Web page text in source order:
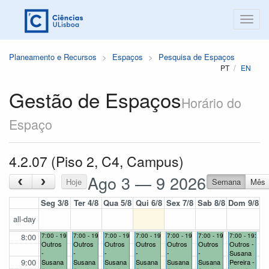
Planeamento e Recursos Espaços Pesquisa de Espaços
PT EN
Gestão de EspaçosHorário do
Espaço
4.2.07 (Piso 2, C4, Campus)
‹ › Hoje Ago 3 — 9 2026 Semana
Mês
Seg 3/8 Ter 4/8 Qua 5/8 Qui 6/8 Sex 7/8 Sab 8/8 Dom 9/8
all-day
7:00 - 19:00
Outros
-
Susana
7:00 - 19:00
Outros
-
Susana
7:00 - 19:00
Outros
-
Susana
7:00 - 19:00
Outros
-
Susana
7:00 - 19:00
Outros
-
Susana
7:00 - 19:00
Outros
-
Susana
7:00 - 19:00
Outros -
Susana
Pereira -
8:00
9:00